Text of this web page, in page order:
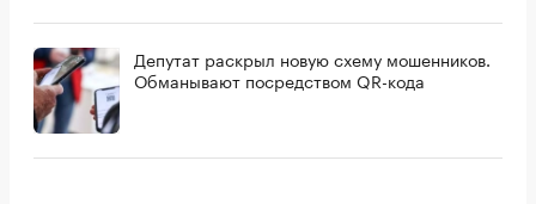
Депутат раскрыл новую схему мошенников.
Обманывают посредством QR-кода